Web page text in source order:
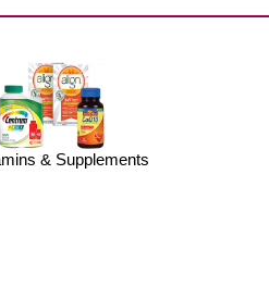
& Supplements